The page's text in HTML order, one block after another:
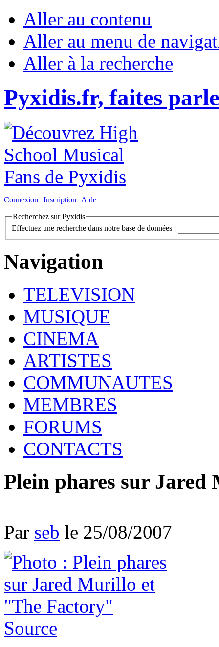
Aller au contenu
Aller au menu de
Aller à la recherche
Pyxidis.fr, faites
Connexion | Inscription | Aide
Recherchez sur Pyxidis
Effectuez une recherche dans notre base de données :
Navigation
TELEVISION
MUSIQUE
CINEMA
ARTISTES
COMMUNAUTES
MEMBRES
FORUMS
CONTACTS
Plein phares sur
Par seb le 25/08/2007
Source